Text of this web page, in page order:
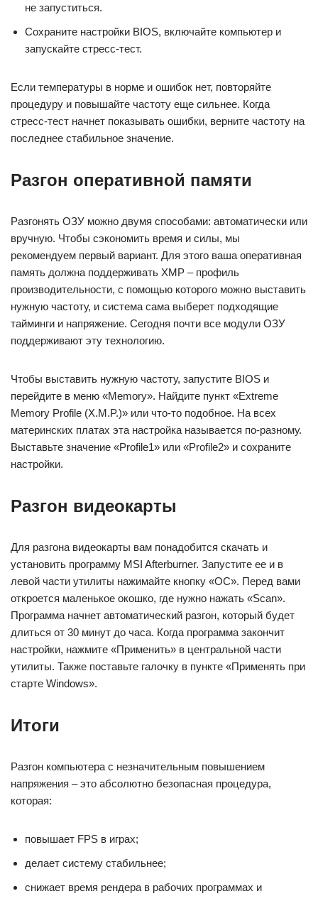
не запуститься.
Сохраните настройки BIOS, включайте компьютер и
запускайте стресс-тест.
Если температуры в норме и ошибок нет, повторяйте
процедуру и повышайте частоту еще сильнее. Когда
стресс-тест начнет показывать ошибки, верните частоту на
последнее стабильное значение.
Разгон оперативной памяти
Разгонять ОЗУ можно двумя способами: автоматически или
вручную. Чтобы сэкономить время и силы, мы
рекомендуем первый вариант. Для этого ваша оперативная
память должна поддерживать XMP – профиль
производительности, с помощью которого можно выставить
нужную частоту, и система сама выберет подходящие
тайминги и напряжение. Сегодня почти все модули ОЗУ
поддерживают эту технологию.
Чтобы выставить нужную частоту, запустите BIOS и
перейдите в меню «Memory». Найдите пункт «Extreme
Memory Profile (X.M.P.)» или что-то подобное. На всех
материнских платах эта настройка называется по-разному.
Выставьте значение «Profile1» или «Profile2» и сохраните
настройки.
Разгон видеокарты
Для разгона видеокарты вам понадобится скачать и
установить программу MSI Afterburner. Запустите ее и в
левой части утилиты нажимайте кнопку «OC». Перед вами
откроется маленькое окошко, где нужно нажать «Scan».
Программа начнет автоматический разгон, который будет
длиться от 30 минут до часа. Когда программа закончит
настройки, нажмите «Применить» в центральной части
утилиты. Также поставьте галочку в пункте «Применять при
старте Windows».
Итоги
Разгон компьютера с незначительным повышением
напряжения – это абсолютно безопасная процедура,
которая:
повышает FPS в играх;
делает систему стабильнее;
снижает время рендера в рабочих программах и